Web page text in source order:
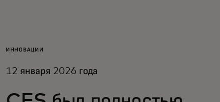
Для бизнеса
ИННОВАЦИИ
12 января 2026 года